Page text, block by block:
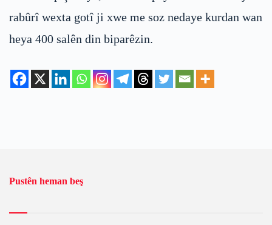
rabûrî wexta gotî ji xwe me soz nedaye kurdan wan
heya 400 salên din biparêzin.
Pustên heman beş